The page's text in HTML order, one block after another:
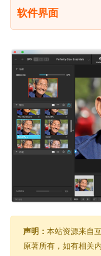
软件界面
声明： 本站资源来自
原著所有，如有相关